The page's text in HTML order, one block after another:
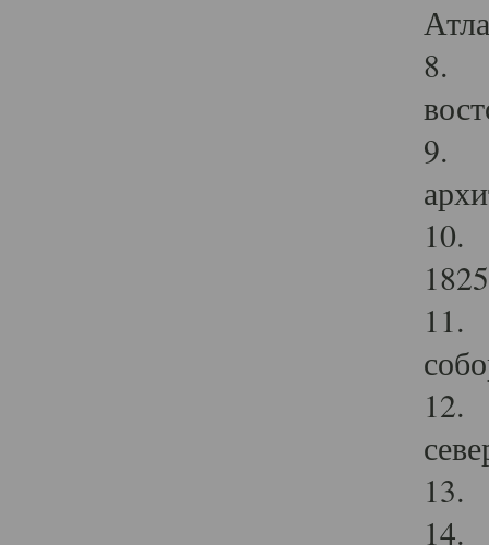
8.
9.
10.
11.
12.
13.
14.